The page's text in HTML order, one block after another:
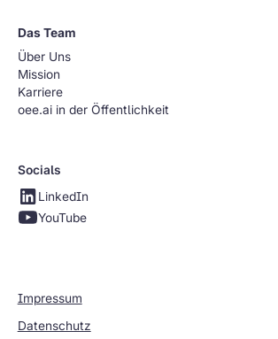
Das Team
Über Uns
Mission
Karriere
oee.ai in der Öffentlichkeit
Socials
LinkedIn
YouTube
Impressum
Datenschutz